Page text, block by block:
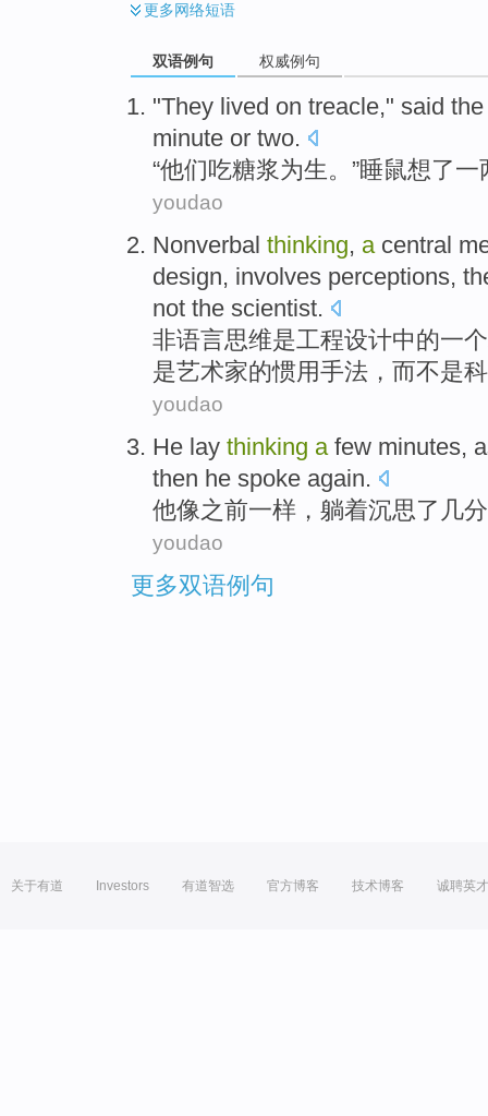
更多网络短语
双语例句 权威例句
"They lived on treacle," said
minute or two.
“他们吃糖浆为生。”睡鼠想了一
youdao
Nonverbal thinking, a central
design, involves perceptions,
not the scientist.
非语言思维是工程设计中的一个
是艺术家的惯用手法， 而不是
youdao
He lay thinking a few minutes,
then he spoke again.
他像之前一样 ， 躺着沉思了 几
youdao
更多双语例句
关于有道 Investors 有道智选 官方博客 技术博客 诚聘英才